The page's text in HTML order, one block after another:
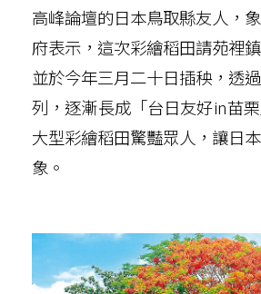
高峰論壇的日本鳥取縣友人，
府表示，這次彩繪稻田請苑裡
並於今年三月二十日插秧，透
列，逐漸長成「台日友好in苗
大型彩繪稻田驚豔眾人，讓日
象。